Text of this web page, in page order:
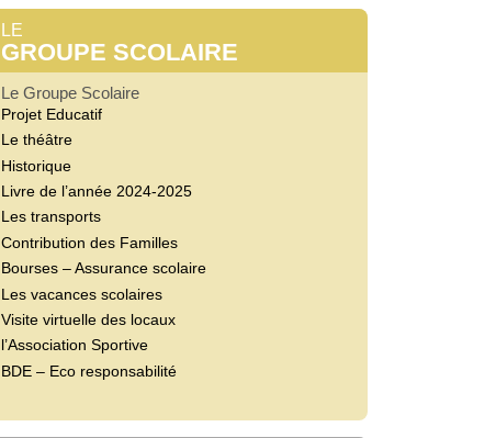
LE
GROUPE SCOLAIRE
Le Groupe Scolaire
Projet Educatif
Le théâtre
Historique
Livre de l’année 2024-2025
Les transports
Contribution des Familles
Bourses – Assurance scolaire
Les vacances scolaires
Visite virtuelle des locaux
l’Association Sportive
BDE – Eco responsabilité